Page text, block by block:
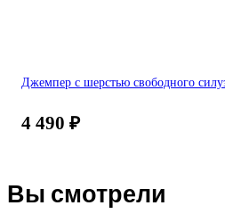
Джемпер с шерстью свободного
4 490 ₽
Вы смотрели